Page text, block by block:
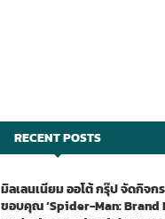
RECENT POSTS
มิลเลนเนียม ออโต้ กรุ๊ป จัดกิจก
ขอบคุณ ‘Spider-Man: Brand